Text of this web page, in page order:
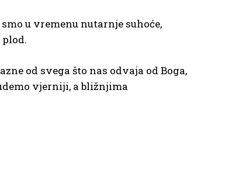
u vremenu nutarnje suhoće,
od svega što nas odvaja od Boga,
vjerniji, a bližnjima